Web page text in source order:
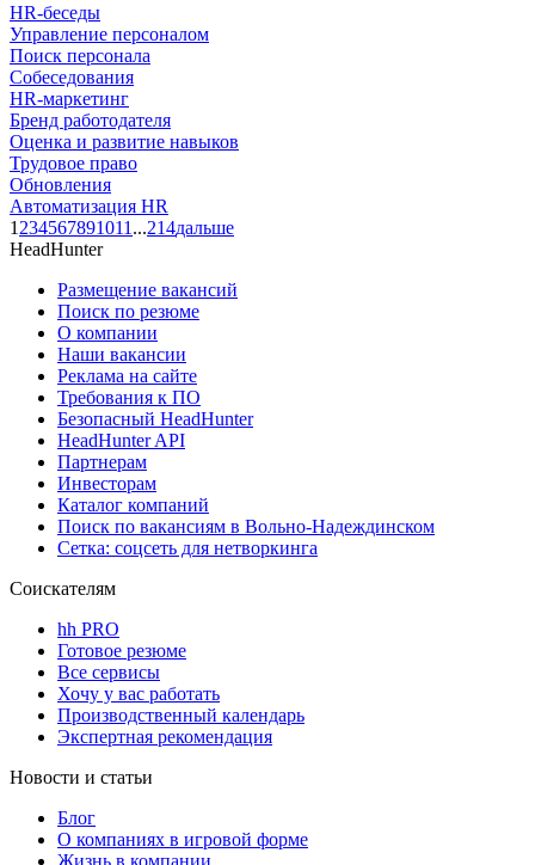
HR-беседы
Управление персоналом
Поиск персонала
Собеседования
HR-маркетинг
Бренд работодателя
Оценка и развитие навыков
Трудовое право
Обновления
Автоматизация HR
1 234567891011 ...214дальше
HeadHunter
Размещение вакансий
Поиск по резюме
О компании
Наши вакансии
Реклама на сайте
Требования к ПО
Безопасный HeadHunter
HeadHunter API
Партнерам
Инвесторам
Каталог компаний
Поиск по вакансиям в Вольно-Надеждинском
Сетка: соцсеть для нетворкинга
Соискателям
hh PRO
Готовое резюме
Все сервисы
Хочу у вас работать
Производственный календарь
Экспертная рекомендация
Новости и статьи
Блог
О компаниях в игровой форме
Жизнь в компании